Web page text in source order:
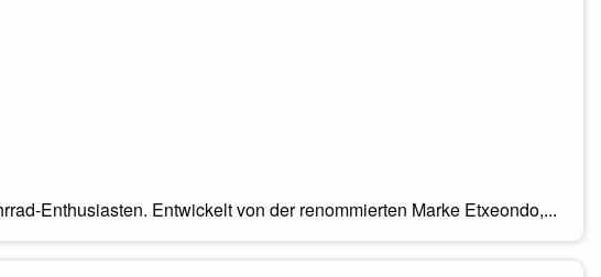
Enthusiasten. Entwickelt von der renommierten Marke Etxeondo,...